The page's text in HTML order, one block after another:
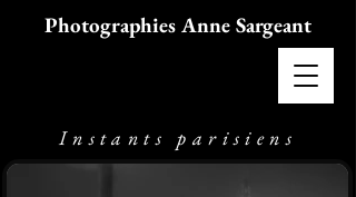
Photographies Anne Sargeant
Instants parisiens